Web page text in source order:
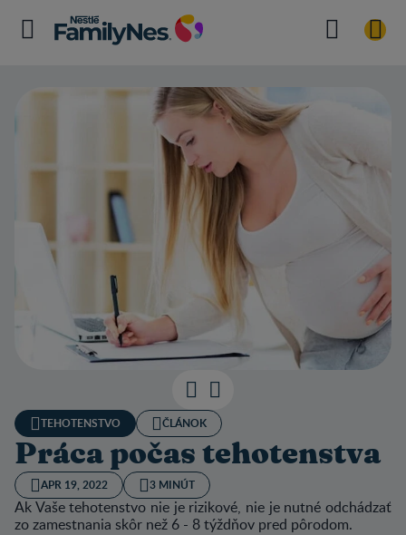
TEHOTENSTVO ČLÁNOK
Práca počas tehotenstva
APR 19, 2022 3 MINÚT
Ak Vaše tehotenstvo nie je rizikové, nie je nutné odchádzať
zo zamestnania skôr než 6 - 8 týždňov pred pôrodom.